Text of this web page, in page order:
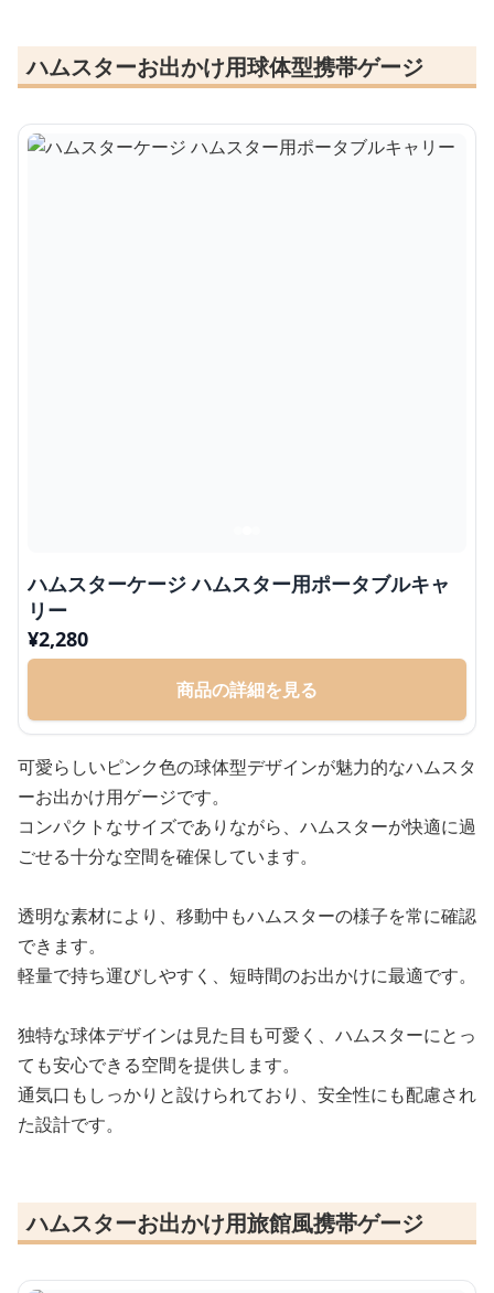
ハムスターお出かけ用球体型携帯ゲージ
ハムスターケージ ハムスター用ポータブルキャ
リー
¥2,280
商品の詳細を見る
可愛らしいピンク色の球体型デザインが魅力的なハムスタ
ーお出かけ用ゲージです。
コンパクトなサイズでありながら、ハムスターが快適に過
ごせる十分な空間を確保しています。
透明な素材により、移動中もハムスターの様子を常に確認
できます。
軽量で持ち運びしやすく、短時間のお出かけに最適です。
独特な球体デザインは見た目も可愛く、ハムスターにとっ
ても安心できる空間を提供します。
通気口もしっかりと設けられており、安全性にも配慮され
た設計です。
ハムスターお出かけ用旅館風携帯ゲージ